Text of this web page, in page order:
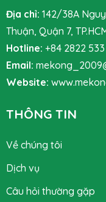
Địa chỉ: 142/38A
Thuận, Quận 7,
Hotline: +84 2822
Email:
Website:
THÔNG TIN
Về chúng tôi
Dịch vụ
Câu hỏi thường gặp